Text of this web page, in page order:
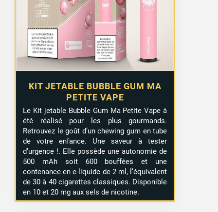
KIT JETABLE BUBBLE GUM MA
PETITE VAPE
Le Kit jetable Bubble Gum Ma Petite Vape à
été réalisé pour les plus gourmands.
Retrouvez le goût d’un chewing gum en tube
de votre enfance. Une saveur à tester
d’urgence !. Elle possède une autonomie de
500 mAh soit 600 bouffées et une
contenance en e-liquide de 2 ml, l’équivalent
de 30 à 40 cigarettes classiques. Disponible
en 10 et 20 mg aux sels de nicotine.